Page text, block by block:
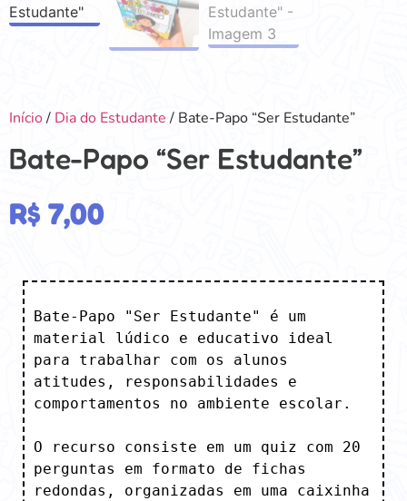
Início/ Dia do Estudante/ Bate-Papo “Ser Estudante”
Bate-Papo “Ser Estudante”
R$ 7,00
Bate-Papo "Ser Estudante" é um
material lúdico e educativo ideal
para trabalhar com os alunos
atitudes, responsabilidades e
comportamentos no ambiente escolar.
O recurso consiste em um quiz com 20
perguntas em formato de fichas
redondas, organizadas em uma caixinha